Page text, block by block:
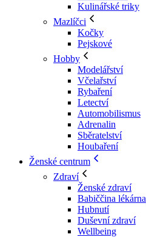
Kulinářské triky
Mazlíčci
Kočky
Pejskové
Hobby
Modelářství
Včelařství
Rybaření
Letectví
Automobilismus
Adrenalin
Sběratelství
Houbaření
Ženské centrum
Zdraví
Ženské zdraví
Babiččina lékárna
Hubnutí
Duševní zdraví
Wellbeing